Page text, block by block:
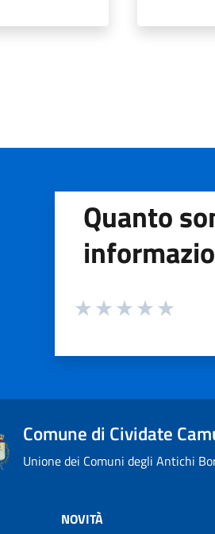
Quanto
Valuta da 1 a 5 stelle la pagina
Comune di Cividate
Unione dei Comuni degli Antichi
NOVITÀ